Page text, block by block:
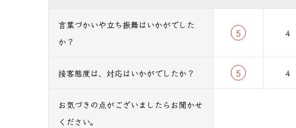
言葉づかいや立ち振舞はいかがでした
か？
5 4
接客態度は、対応はいかがでしたか？ 5 4
お気づきの点がございましたらお聞かせ
ください。